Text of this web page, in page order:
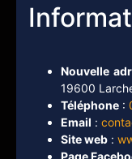
Nouvelle
19600
Téléphone :
Email :
Site web :
Page